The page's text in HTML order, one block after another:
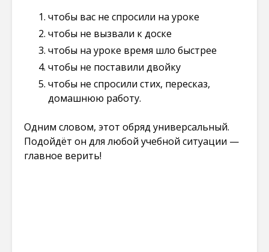
чтобы вас не спросили на уроке
чтобы не вызвали к доске
чтобы на уроке время шло быстрее
чтобы не поставили двойку
чтобы не спросили стих, пересказ,
домашнюю работу.
Одним словом, этот обряд универсальный.
Подойдёт он для любой учебной ситуации —
главное верить!